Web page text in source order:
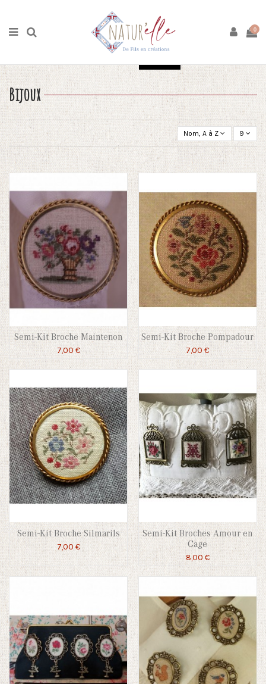
0
Bijoux
Bijoux
Nom, A à Z 9
Semi-Kit Broche Maintenon
7,00 €
Semi-Kit Broche Pompadour
7,00 €
Semi-Kit Broche Silmarils
7,00 €
Semi-Kit Broches Amour en
Cage
8,00 €